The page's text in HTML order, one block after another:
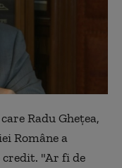
Radu Gheţea,
Române a
"Ar fi de